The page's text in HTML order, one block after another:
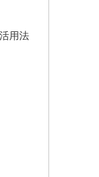
用法